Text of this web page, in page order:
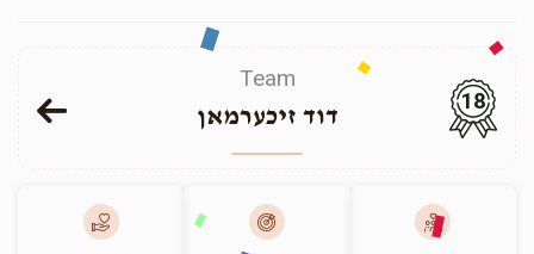
Team
דוד זיכערמאן
18